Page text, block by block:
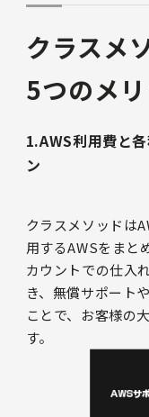
クラスメ
5つのメ
1.AWS利用費と
ン
クラスメソッドは
用するAWSをまと
カウントでの仕入
き、無償サポート
ことで、お客様の
す。